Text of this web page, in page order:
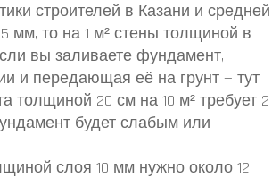
строителей в Казани и средней
мм, то на 1 м² стены толщиной в
вы заливаете фундамент,
и передающая её на грунт — тут
20 см на 10 м² требует 2
будет слабым или
слоя 10 мм нужно около 12